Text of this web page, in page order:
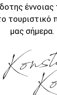
έννοιας
μας σήμερα.